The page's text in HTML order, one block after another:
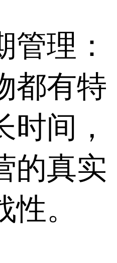
管理：
都有特
时间，
的真实
。